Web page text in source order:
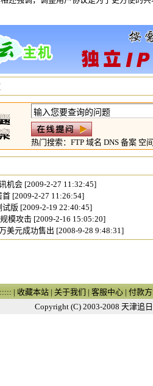
热门搜索： FTP 域名 DNS 备案 空
机会 [2009-2-27 11:32:45]
首 [2009-2-27 11:26:54]
试版 [2009-2-19 22:40:45]
模攻击 [2009-2-16 15:05:20]
美元成功售出 [2008-9-28 9:48:31]
| 收藏本站 | 关于我们 | 客服中心 | 付款
Copyright (C) 2003-2008 天津追